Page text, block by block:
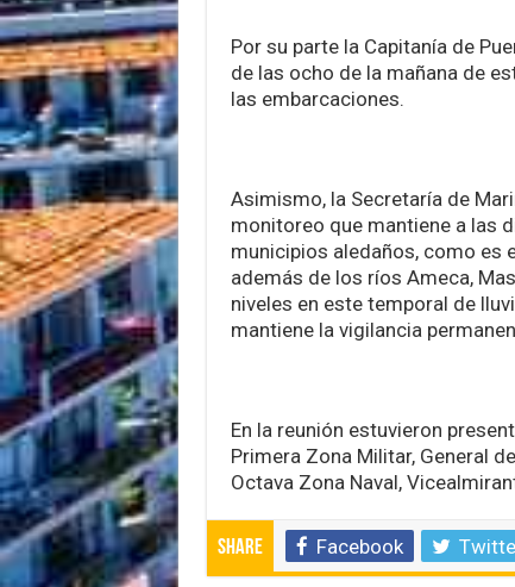
Por su parte la Capitanía de
de las ocho de la mañana de
las embarcaciones.
Asimismo, la Secretaría de
monitoreo que mantiene a las
municipios aledaños, como es
además de los ríos Ameca,
niveles en este temporal de
mantiene la vigilancia
En la reunión estuvieron
Primera Zona Militar, General
Octava Zona Naval,
Share Facebook